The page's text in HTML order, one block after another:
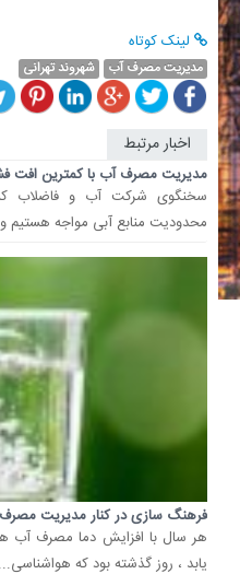
لینک کوتاه
مدیریت مصرف آب شهروند تهرانی
اخبار مرتبط
مدیریت مصرف آب با کمترین افت
سخنگوی شرکت آب و فاضلاب
محدودیت منابع آبی مواجه
فرهنگ سازی در کنار مدیریت
هر سال با افزایش دما مصرف آب
یابد ، روز گذشته بود که هواشناسی...